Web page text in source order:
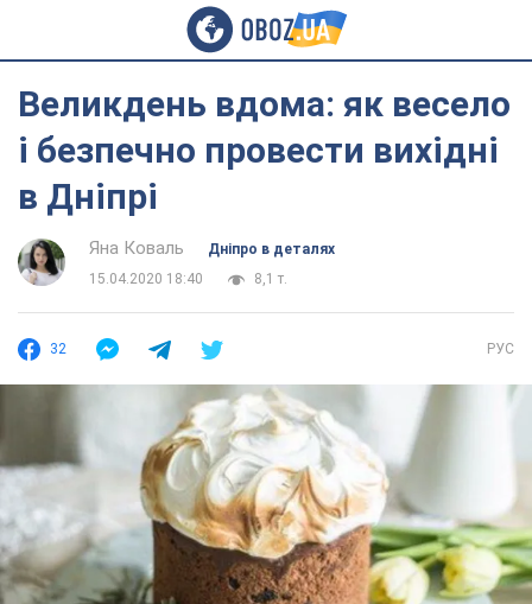
Великдень вдома: як весело
і безпечно провести вихідні
в Дніпрі
Яна Коваль
Дніпро в деталях
15.04.2020 18:40
8,1 т.
32 РУС